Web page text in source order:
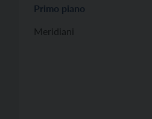
Primo piano
Meridiani